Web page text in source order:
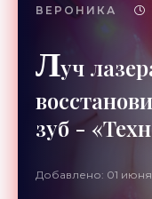
ВЕРОНИКА
Луч
зуб -
Добавлено: 01 июня